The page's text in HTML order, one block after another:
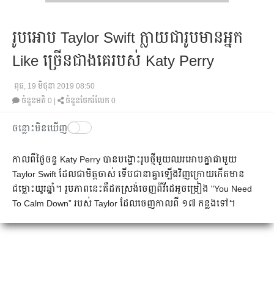
រូបអោប Taylor Swift ក្លាយជារូបមានអ្នក
Like ច្រើនជាងគេរបស់ Katy Perry
ពុធ, 19 មិថុនា 2019 08:50
ចំនួនមតិ 0 ចំនួនចែករំលែក 0
ចន្លោះមិនឃើញ
​កាល​ពី​​ថ្ងៃ​ចន្ទ Katy Perry បាន​បង្ហោះ​រូប​​ថ្មី​​មួយ​ឈរ​អោប​គ្នា​ជា​មួយ
Taylor Swift ដែល​ជា​មិត្ត​ចាស់ ទើប​ជា​នា​គ្នា​ឡើង​វិញ​ក្រោយ​កើត​មាន​
ជម្លោះ​យូរ​ឆ្នាំ។ រូបភាព​នេះ​គឺ​ដក​ស្រង់​ចេញ​ពី​វីដេអូ​ចម្រៀង​ "You Need
To Calm Down” របស់ Taylor ដែល​ចេញ​កាល​ពី ១៧ កន្លង​ទៅ។